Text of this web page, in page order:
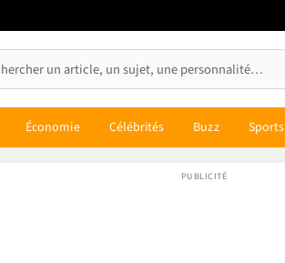
Économie Célébrités Buzz Sports